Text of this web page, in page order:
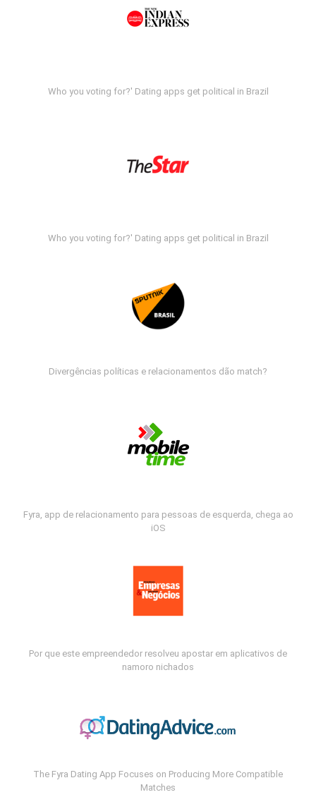
Who you voting for?' Dating apps get political in Brazil
Who you voting for?' Dating apps get political in Brazil
Divergências políticas e relacionamentos dão match?
Fyra, app de relacionamento para pessoas de esquerda, chega ao
iOS
Por que este empreendedor resolveu apostar em aplicativos de
namoro nichados
The Fyra Dating App Focuses on Producing More Compatible
Matches